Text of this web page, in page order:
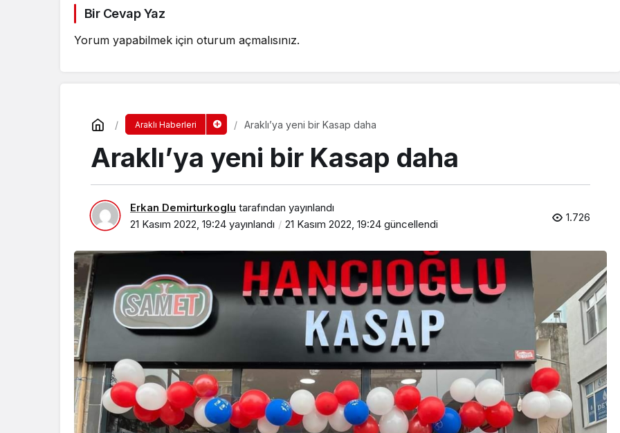
Bir Cevap Yaz
Yorum yapabilmek için oturum açmalısınız.
Araklı Haberleri Araklı’ya yeni bir Kasap daha
Araklı’ya yeni bir Kasap daha
Erkan Demirturkoglu tarafından yayınlandı
21 Kasım 2022, 19:24 yayınlandı 21 Kasım 2022, 19:24 güncellendi 1.726